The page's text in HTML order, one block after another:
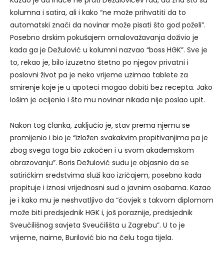
kolumna i satira, ali i kako “ne može prihvatiti da to
automatski znači da novinar može pisati što god poželi”.
Posebno drskim pokušajem omalovažavanja doživio je
kada ga je Dežulović u kolumni nazvao “boss HGK”. Sve je
to, rekao je, bilo izuzetno štetno po njegov privatni i
poslovni život pa je neko vrijeme uzimao tablete za
smirenje koje je u apoteci mogao dobiti bez recepta. Jako
lošim je ocijenio i što mu novinar nikada nije poslao upit.
Nakon tog članka, zaključio je, stav prema njemu se
promijenio i bio je “izložen svakakvim propitivanjima pa je
zbog svega toga bio zakočen i u svom akademskom
obrazovanju”. Boris Dežulović sudu je objasnio da se
satiričkim sredstvima služi kao izričajem, posebno kada
propituje i iznosi vrijednosni sud o javnim osobama. Kazao
je i kako mu je neshvatljivo da “čovjek s takvom diplomom
može biti predsjednik HGK i, još poraznije, predsjednik
Sveučilišnog savjeta Sveučilišta u Zagrebu”. U to je
vrijeme, naime, Burilović bio na čelu toga tijela.